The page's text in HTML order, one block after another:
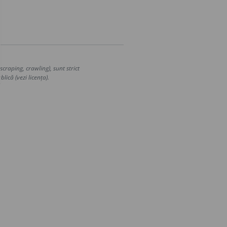
crawling), sunt strict
(vezi licența).